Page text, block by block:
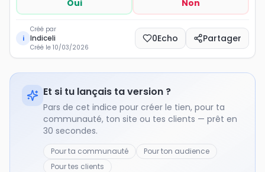
Oui Non
i
Créé par
Indiceli
Créé le 10/03/2026
0Echo Partager
Et si tu lançais ta version ?
Pars de cet indice pour créer le tien, pour ta
communauté, ton site ou tes clients — prêt en
30 secondes.
Pour ta communauté
Pour ton audience
Pour tes clients